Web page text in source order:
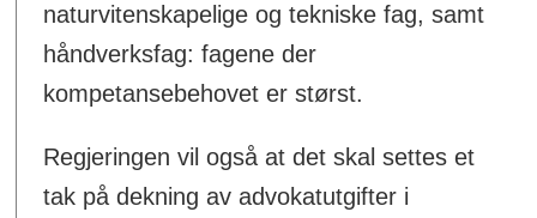
naturvitenskapelige og tekniske fag, samt
håndverksfag: fagene der
kompetansebehovet er størst.
Regjeringen vil også at det skal settes et
tak på dekning av advokatutgifter i